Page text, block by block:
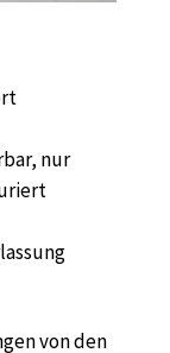
nur
von den